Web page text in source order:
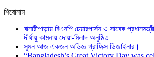
শিরোনাম
বানারীপাড়ায় বিএনপি চেয়ারপার্সন ও সাবেক
দীর্ঘায়ু কামনায় দোয়া-মিলাদ অনুষ্ঠিত
সুমন আজ একজন অভিজ্ঞ গ্রাফিক্স ডিজাইনার।
“Bangladesh’s Great Victory Day was